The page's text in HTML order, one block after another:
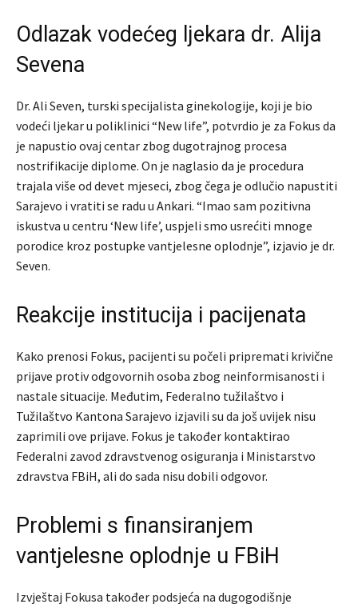
Odlazak vodećeg ljekara dr. Alija
Sevena
Dr. Ali Seven, turski specijalista ginekologije, koji je bio
vodeći ljekar u poliklinici “New life”, potvrdio je za Fokus da
je napustio ovaj centar zbog dugotrajnog procesa
nostrifikacije diplome. On je naglasio da je procedura
trajala više od devet mjeseci, zbog čega je odlučio napustiti
Sarajevo i vratiti se radu u Ankari. “Imao sam pozitivna
iskustva u centru ‘New life’, uspjeli smo usrećiti mnoge
porodice kroz postupke vantjelesne oplodnje”, izjavio je dr.
Seven.
Reakcije institucija i pacijenata
Kako prenosi Fokus, pacijenti su počeli pripremati krivične
prijave protiv odgovornih osoba zbog neinformisanosti i
nastale situacije. Međutim, Federalno tužilaštvo i
Tužilaštvo Kantona Sarajevo izjavili su da još uvijek nisu
zaprimili ove prijave. Fokus je također kontaktirao
Federalni zavod zdravstvenog osiguranja i Ministarstvo
zdravstva FBiH, ali do sada nisu dobili odgovor.
Problemi s finansiranjem
vantjelesne oplodnje u FBiH
Izvještaj Fokusa također podsjeća na dugogodišnje